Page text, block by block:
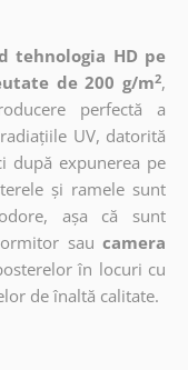
tehnologia HD pe
de 200 g/m2,
perfectă a
UV, datorită
după expunerea pe
și ramele sunt
așa că sunt
sau camera
în locuri cu
de înaltă calitate.